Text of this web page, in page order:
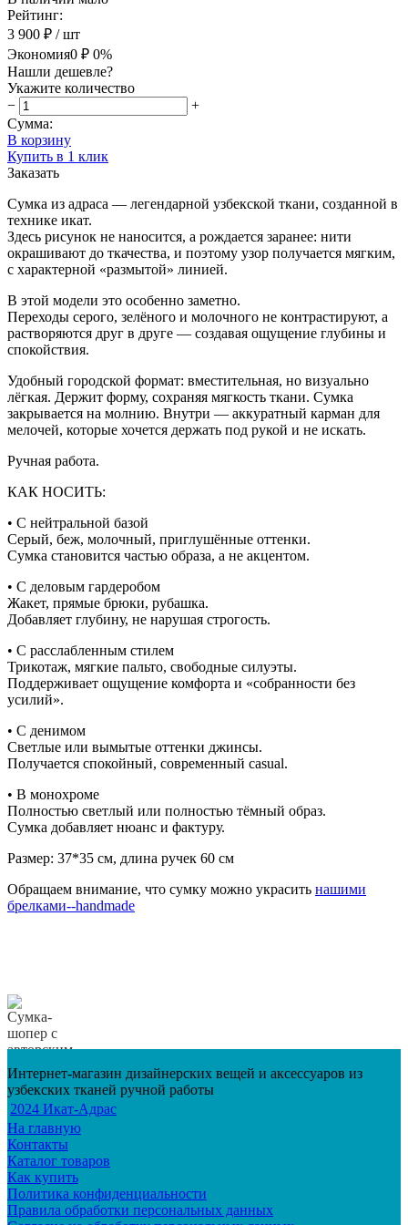
Рейтинг:
3 900 ₽ / шт
Экономия0 ₽ 0%
Нашли дешевле?
Укажите количество
−
+
Сумма:
В корзину
Купить в 1 клик
Заказать
Сумка из адраса — легендарной узбекской ткани, созданной в
технике икат.
Здесь рисунок не наносится, а рождается заранее: нити
окрашивают до ткачества, и поэтому узор получается мягким,
с характерной «размытой» линией.
В этой модели это особенно заметно.
Переходы серого, зелёного и молочного не контрастируют, а
растворяются друг в друге — создавая ощущение глубины и
спокойствия.
Удобный городской формат: вместительная, но визуально
лёгкая. Держит форму, сохраняя мягкость ткани. Сумка
закрывается на молнию. Внутри — аккуратный карман для
мелочей, которые хочется держать под рукой и не искать.
Ручная работа.
КАК НОСИТЬ:
• С нейтральной базой
Серый, беж, молочный, приглушённые оттенки.
Сумка становится частью образа, а не акцентом.
• С деловым гардеробом
Жакет, прямые брюки, рубашка.
Добавляет глубину, не нарушая строгость.
• С расслабленным стилем
Трикотаж, мягкие пальто, свободные силуэты.
Поддерживает ощущение комфорта и «собранности без
усилий».
• С денимом
Светлые или вымытые оттенки джинсы.
Получается спокойный, современный casual.
• В монохроме
Полностью светлый или полностью тёмный образ.
Сумка добавляет нюанс и фактуру.
Размер: 37*35 см, длина ручек 60 см
Обращаем внимание, что сумку можно украсить нашими
брелками--handmade
Интернет-магазин дизайнерских вещей и аксессуаров из
узбекских тканей ручной работы
2024 Икат-Адрас
На главную
Контакты
Каталог товаров
Как купить
Политика конфиденциальности
Правила обработки персональных данных